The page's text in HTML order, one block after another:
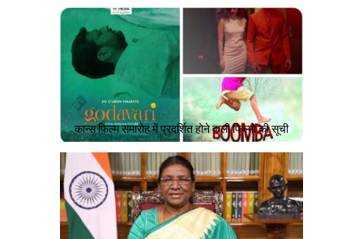
कान्स फिल्म समारोह में प्रदर्शित होने वाली फिल्मों की सूची